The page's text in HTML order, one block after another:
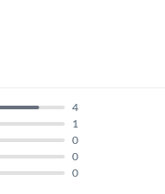
0
0
0
1
4